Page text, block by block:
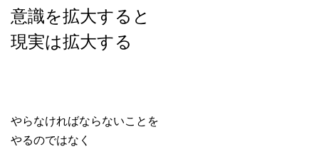
意識を拡大すると
現実は拡大する
やらなければならないことを
やるのではなく